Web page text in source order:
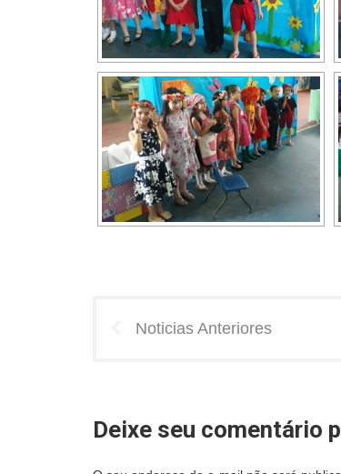
Noticias Anteriores
Deixe seu comentário